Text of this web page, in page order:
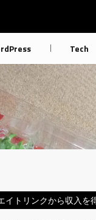
ビ]
Tech
イトリンクから収入を